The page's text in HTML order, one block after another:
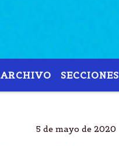
ARCHIVO SECCIONES
5 de mayo de 2020